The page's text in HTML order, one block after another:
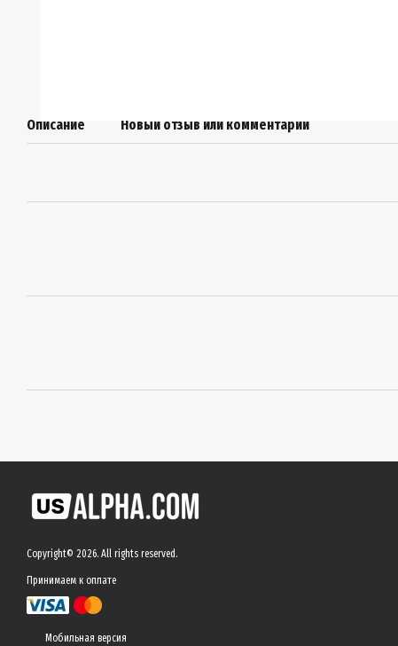
Описание Новый отзыв или комментарий
Copyright© 2026. All rights reserved.
Принимаем к оплате
Мобильная версия